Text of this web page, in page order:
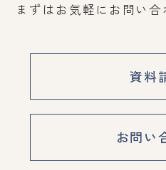
まずはお気軽にお問い合
資料
お問い